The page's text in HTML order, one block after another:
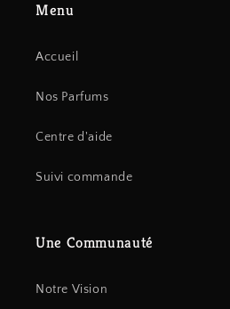
Menu
Accueil
Nos Parfums
Centre d'aide
Suivi commande
Une Communauté
Notre Vision